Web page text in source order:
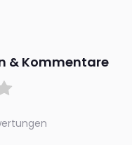
& Kommentare